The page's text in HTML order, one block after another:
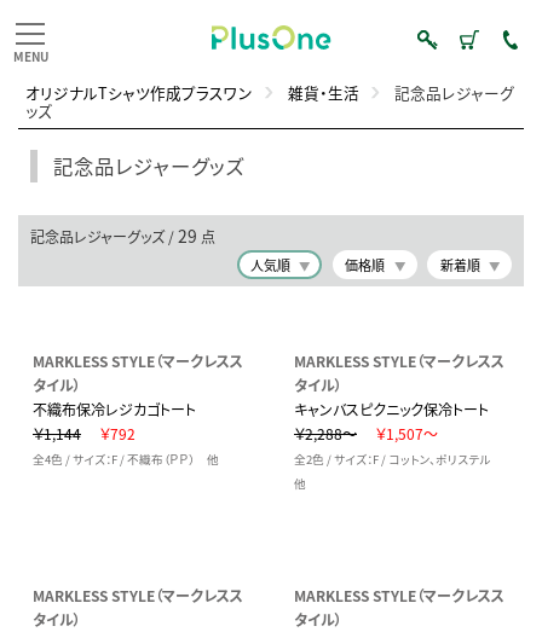
オリジナルTシャツ作成プラスワン 雑貨・生活 記念品レジャーグ
ッズ
記念品レジャーグッズ
記念品レジャーグッズ /29 点
人気順 価格順 新着順
MARKLESS STYLE（マークレスス
タイル）
不織布保冷レジカゴトート
￥1,144
￥792
全4色 / サイズ：F / 不織布（ＰＰ） 他
MARKLESS STYLE（マークレスス
タイル）
キャンバスピクニック保冷トート
￥2,288～
￥1,507～
全2色 / サイズ：F / コットン、ポリステル
他
MARKLESS STYLE（マークレスス
タイル）
MARKLESS STYLE（マークレスス
タイル）